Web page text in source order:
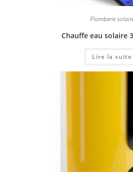
Plomberie
Chauffe eau solaire
Lire la suite